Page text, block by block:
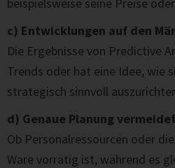
c) Entwicklungen auf den
Die Ergebnisse von Predictive
Trends oder hat eine Idee, wie
strategisch sinnvoll
d) Genaue Planung
Ob Personalressourcen oder
Ware vorrätig ist, während es